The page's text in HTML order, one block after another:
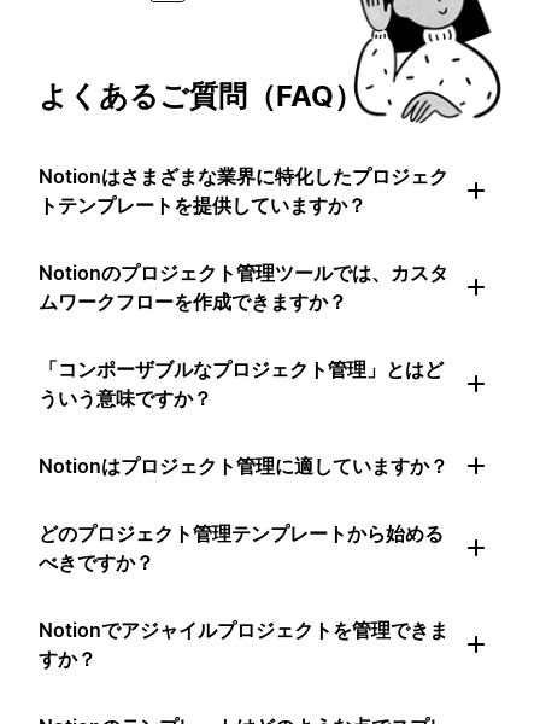
よくあるご質問（FAQ）
Notionはさまざまな業界に特化したプロジェク
トテンプレートを提供していますか？
Notionのプロジェクト管理ツールでは、カスタ
ムワークフローを作成できますか？
「コンポーザブルなプロジェクト管理」とはど
ういう意味ですか？
Notionはプロジェクト管理に適していますか？
どのプロジェクト管理テンプレートから始める
べきですか？
Notionでアジャイルプロジェクトを管理できま
すか？